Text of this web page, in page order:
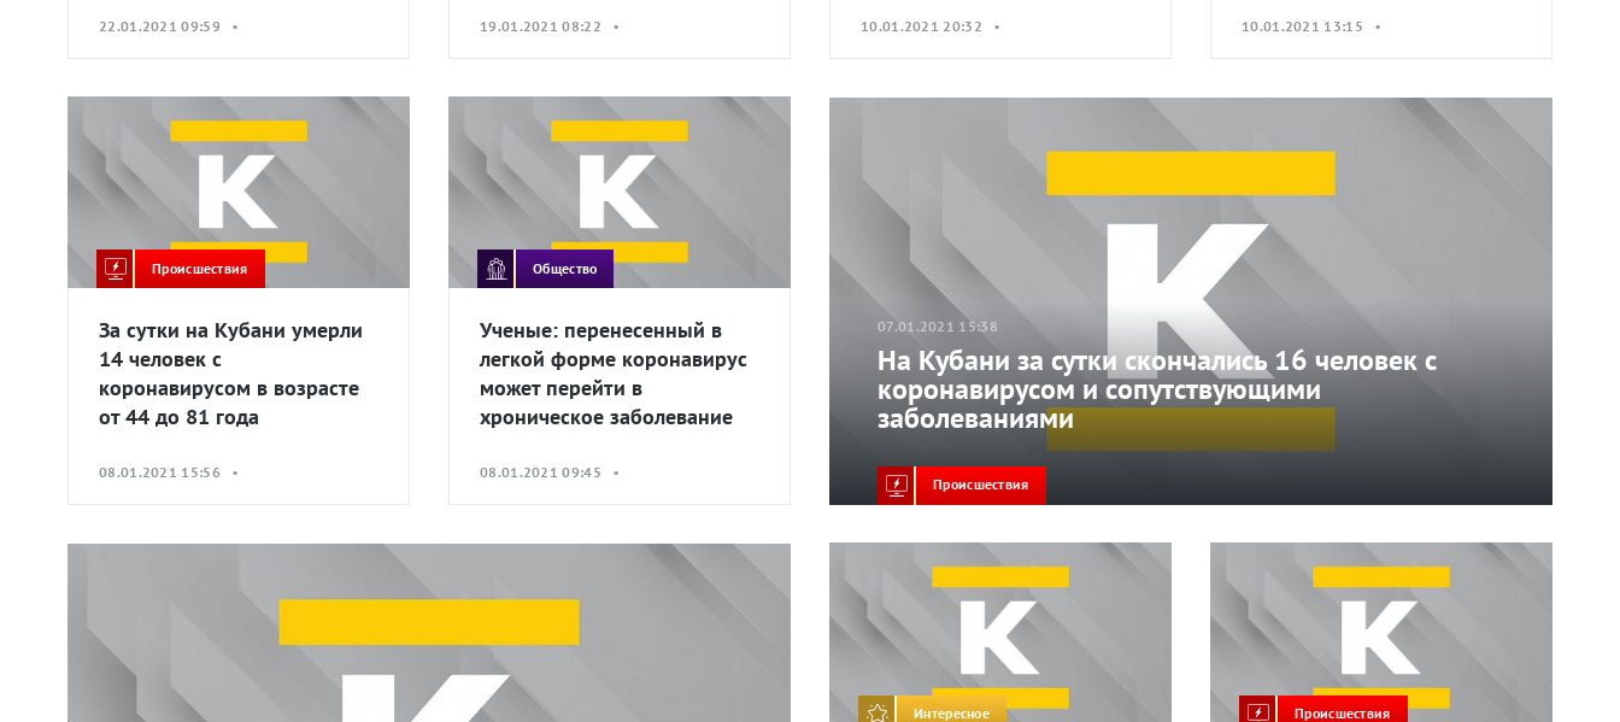
22.01.2021 09:59 • 19.01.2021 08:22 • 10.01.2021 20:32 • 10.01.2021 13:15 •
Происшествия
За сутки на Кубани умерли
14 человек с
коронавирусом в возрасте
от 44 до 81 года
08.01.2021 15:56 •
Общество
Ученые: перенесенный в
легкой форме коронавирус
может перейти в
хроническое заболевание
08.01.2021 09:45 •
07.01.2021 15:38
На Кубани за сутки скончались 16 человек с
коронавирусом и сопутствующими
заболеваниями
Происшествия
Интересное Происшествия